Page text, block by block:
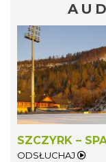
SZCZYRK –
ODSŁUCHAJ